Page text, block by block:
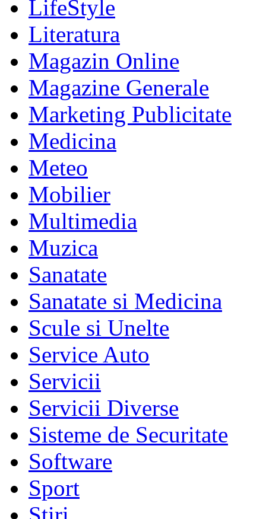
LifeStyle
Literatura
Magazin Online
Magazine Generale
Marketing Publicitate
Medicina
Meteo
Mobilier
Multimedia
Muzica
Sanatate
Sanatate si Medicina
Scule si Unelte
Service Auto
Servicii
Servicii Diverse
Sisteme de Securitate
Software
Sport